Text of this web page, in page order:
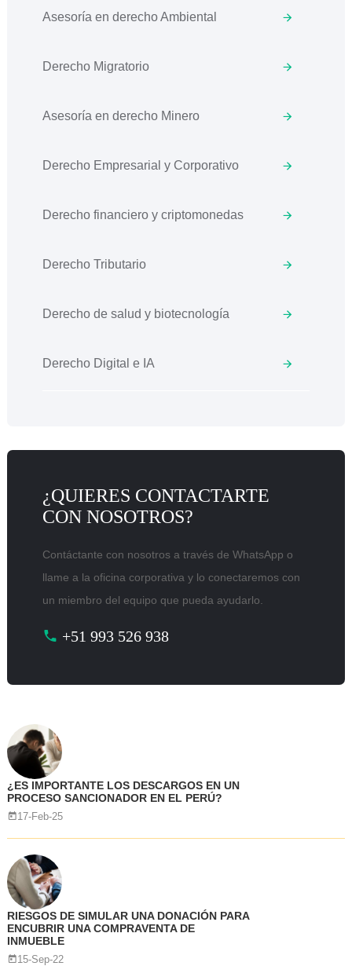
Asesoría en derecho Ambiental
Derecho Migratorio
Asesoría en derecho Minero
Derecho Empresarial y Corporativo
Derecho financiero y criptomonedas
Derecho Tributario
Derecho de salud y biotecnología
Derecho Digital e IA
¿QUIERES CONTACTARTE
CON NOSOTROS?
Contáctante con nosotros a través de WhatsApp o
llame a la oficina corporativa y lo conectaremos con
un miembro del equipo que pueda ayudarlo.
+51 993 526 938
¿ES IMPORTANTE LOS DESCARGOS EN UN
PROCESO SANCIONADOR EN EL PERÚ?
17-Feb-25
RIESGOS DE SIMULAR UNA DONACIÓN PARA
ENCUBRIR UNA COMPRAVENTA DE
INMUEBLE
15-Sep-22